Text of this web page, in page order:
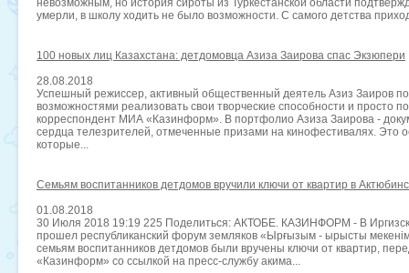
невозможным, но история сироты из Туркестанской области
умерли, в школу ходить не было возможности. С самого детства
100 новых лиц Казахстана: детдомовца Азиза Заирова спас Экзюпери
28.08.2018
Успешный режиссер, активный общественный деятель Азиз Заиров
возможностями реализовать свои творческие способности и просто
корреспондент МИА «Казинформ». В портфолио Азиза Заирова -
сердца телезрителей, отмеченные призами на кинофестивалях.
которые...
Семьям воспитанников детдомов вручили ключи от квартир в
01.08.2018
30 Июля 2018 19:19 225 Поделиться: АКТОБЕ. КАЗИНФОРМ - В
прошел республиканский форум земляков «Ырғызым - ырысты
семьям воспитанников детдомов были вручены ключи от квартир,
«Казинформ» со ссылкой на пресс-службу акима...